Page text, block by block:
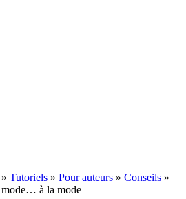
Tutoriels » Pour auteurs » Conseils »
à la mode